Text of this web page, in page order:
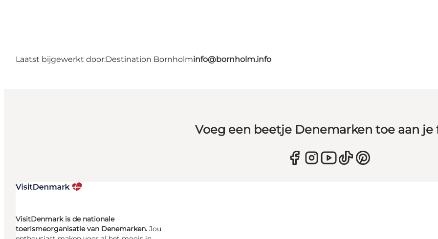
Laatst bijgewerkt door:Destination Bornholminfo@bornholm.info
Voeg een beetje Denemarken toe aan je
VisitDenmark is de nationale
toerismeorganisatie van Denemarken. Jou